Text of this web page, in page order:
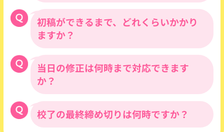
全国最短納期で対応いたします。印刷から
最短４営業日後に納品が可能です。
エリアにより最短納期が異なりますので、
下記をご覧ください。
ご依頼時にご希望の納品日をお申し付けい
ただければ、スケジュールをご連絡させて
いただきます。
初稿ができるまで、どれくらいかかり
ますか？
原稿を頂戴しましてから、３営業日程度で
初稿をご提出させて頂きます。
※ご依頼が立て込む時期は、もう少しお時
間を頂戴することもございます。
当日の修正は何時まで対応できます
か？
午前中にお送りいただいた修正内容につき
ましては、当日中に反映して校正をご提出
校了の最終締め切りは何時ですか？